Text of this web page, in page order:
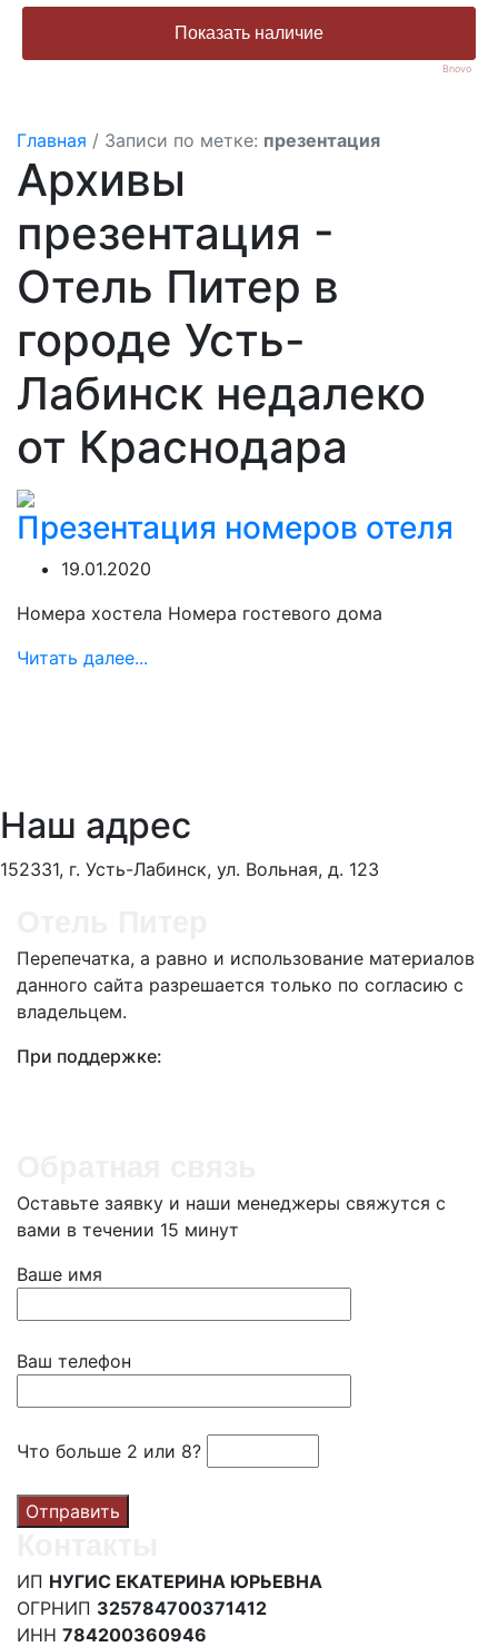
Bnovo
Главная / Записи по метке: презентация
Архивы
презентация -
Отель Питер в
городе Усть-
Лабинск недалеко
от Краснодара
Презентация номеров отеля
19.01.2020
Номера хостела Номера гостевого дома
Читать далее...
Наш адрес
152331, г. Усть-Лабинск, ул. Вольная, д. 123
Перепечатка, а равно и использование материалов
данного сайта разрешается только по согласию с
владельцем.
При поддержке:
Оставьте заявку и наши менеджеры свяжутся с
вами в течении 15 минут
Ваше имя
Ваш телефон
Что больше 2 или 8?
ИП НУГИС ЕКАТЕРИНА ЮРЬЕВНА
ОГРНИП 325784700371412
ИНН 784200360946